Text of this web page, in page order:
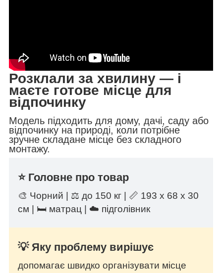
Розклали за хвилину — і
маєте готове місце для
відпочинку
Модель підходить для дому, дачі, саду або
відпочинку на природі, коли потрібне
зручне складане місце без складного
монтажу.
⭐ Головне про товар
🎨 Чорний | ⚖️ до 150 кг | 📏 193 х 68 х 30
см | 🛏️ матрац | ☁️ підголівник
💡 Яку проблему вирішує
допомагає швидко організувати місце